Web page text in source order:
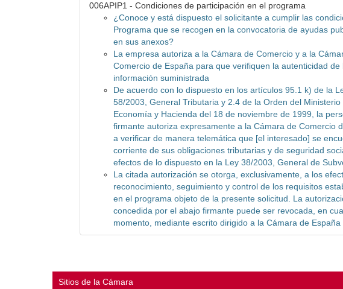
006APIP1 - Condiciones de participación en el programa
¿Conoce y está dispuesto el solicitante a cumplir las
Programa que se recogen en la convocatoria de ayudas
en sus anexos?
La empresa autoriza a la Cámara de Comercio y a la
Comercio de España para que verifiquen la autenticidad de
información suministrada
De acuerdo con lo dispuesto en los artículos 95.1 k) de la
58/2003, General Tributaria y 2.4 de la Orden del Ministerio
Economía y Hacienda del 18 de noviembre de 1999, la
firmante autoriza expresamente a la Cámara de Comercio
a verificar de manera telemática que [el interesado] se
corriente de sus obligaciones tributarias y de seguridad
efectos de lo dispuesto en la Ley 38/2003, General de
La citada autorización se otorga, exclusivamente, a los
reconocimiento, seguimiento y control de los requisitos
en el programa objeto de la presente solicitud. La
concedida por el abajo firmante puede ser revocada, en
momento, mediante escrito dirigido a la Cámara de España
Sitios de la Cámara